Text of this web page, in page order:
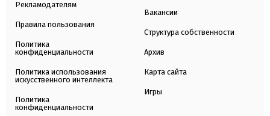
Рекламодателям
Правила пользования
Политика
конфиденциальности
Политика использования
искусственного интеллекта
Политика
конфиденциальности
Вакансии
Структура собственности
Архив
Карта сайта
Игры